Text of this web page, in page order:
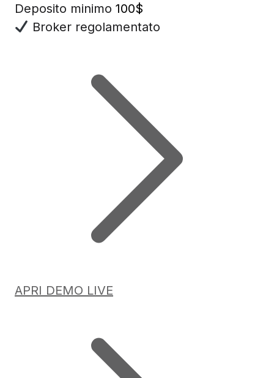
Deposito minimo 100$
Broker regolamentato
APRI DEMO LIVE